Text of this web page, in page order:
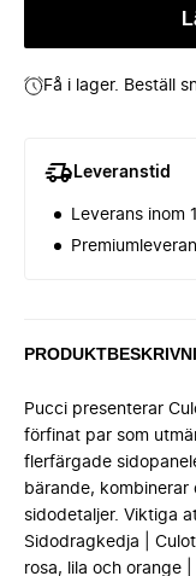
Få i lager. Beställ
Leveranstid
Leverans inom
Pucci presenterar
förfinat par som
flerfärgade
bärande,
sidodetaljer. Viktiga
Sidodragkedja |
rosa, lila och orange